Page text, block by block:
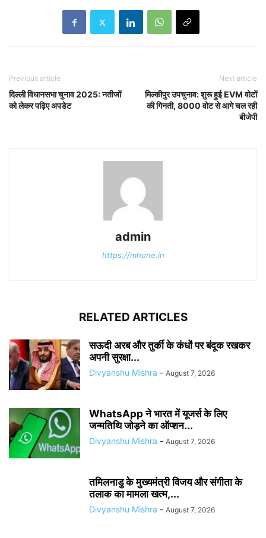
Previous article
दिल्ली विधानसभा चुनाव 2025: नतीजों
को लेकर पढ़िए अपडेट
Next article
मिल्कीपुर उपचुनाव: शुरू हुई EVM वोटों
की गिनती, 8000 वोट से आगे चल रही
बीजेपी
admin
https://mhone.in
RELATED ARTICLES
सऊदी अरब और तुर्की के कंधों पर बंदूक रखकर
अपनी सुरक्षा...
Divyanshu Mishra - August 7, 2026
WhatsApp ने भारत में यूजर्स के लिए
जन्मतिथि जोड़ने का ऑप्शन...
Divyanshu Mishra - August 7, 2026
तमिलनाडु के मुख्यमंत्री विजय और संगीता के
तलाक का मामला खत्म,...
Divyanshu Mishra - August 7, 2026